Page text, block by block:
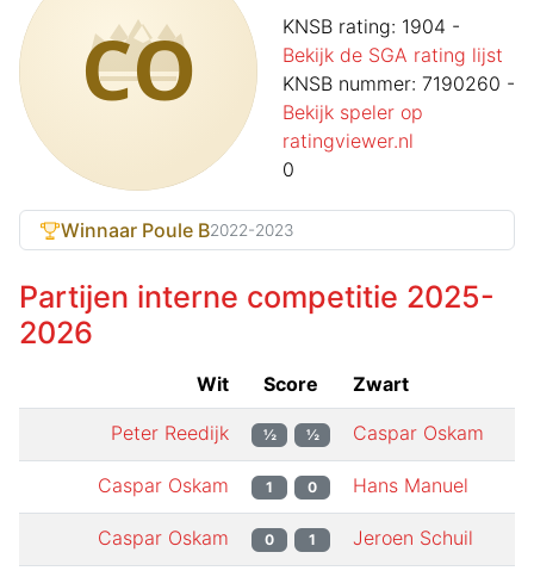
CO KNSB rating: 1904 -
Bekijk de SGA rating lijst
KNSB nummer: 7190260 -
Bekijk speler op
ratingviewer.nl
0
Winnaar Poule B2022-2023
Partijen interne competitie 2025-
2026
Wit Score Zwart
Peter Reedijk ½ ½ Caspar Oskam
Caspar Oskam 1 0 Hans Manuel
Caspar Oskam 0 1 Jeroen Schuil